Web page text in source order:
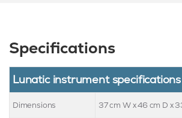
Specifications
Lunatic instrument specifications
Dimensions 37 cm W x 46 cm D x